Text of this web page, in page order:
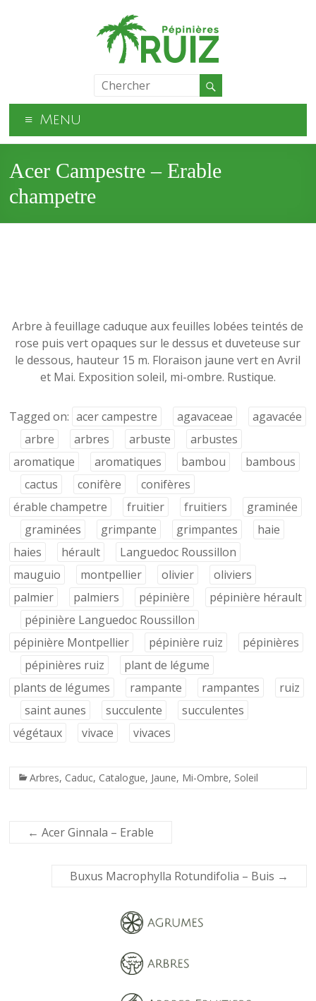
Menu
Acer Campestre – Erable
champetre
Arbre à feuillage caduque aux feuilles lobées teintés de
rose puis vert opaques sur le dessus et duveteuse sur
le dessous, hauteur 15 m. Floraison jaune vert en Avril
et Mai. Exposition soleil, mi-ombre. Rustique.
Tagged on: acer campestre agavaceae
agavacée
arbre
arbres arbuste
arbustes
aromatique
aromatiques bambou
bambous
cactus
conifère
conifères
érable champetre
fruitier fruitiers
graminée
graminées
grimpante grimpantes
haie
haies
hérault
Languedoc Roussillon
mauguio
montpellier olivier
oliviers
palmier
palmiers pépinière
pépinière hérault
pépinière Languedoc Roussillon
pépinière Montpellier
pépinière ruiz
pépinières
pépinières ruiz
plant de légume
plants de légumes
rampante rampantes
ruiz
saint aunes
succulente
succulentes
végétaux
vivace vivaces
Arbres, Caduc, Catalogue, Jaune, Mi-Ombre, Soleil
← Acer Ginnala – Erable
Buxus Macrophylla Rotundifolia – Buis →